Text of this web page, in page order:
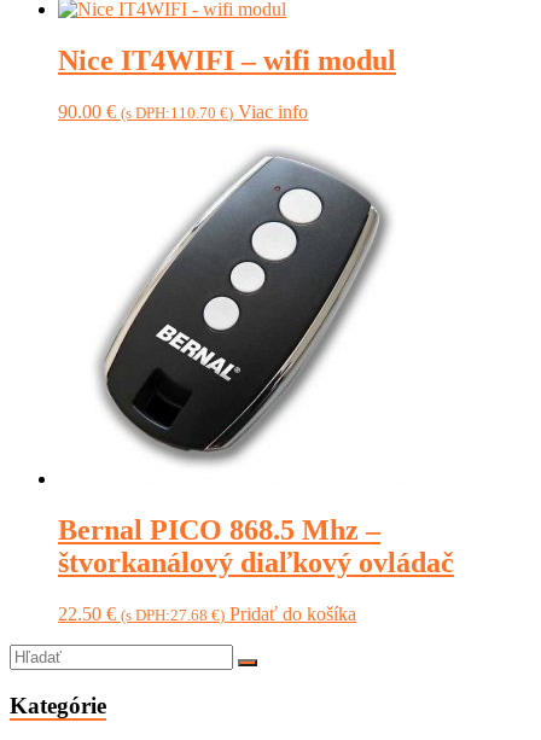
Nice IT4WIFI – wifi modul
90.00 € (s DPH:110.70 €) Viac info
Bernal PICO 868.5 Mhz –
štvorkanálový diaľkový ovládač
22.50 € (s DPH:27.68 €) Pridať do košíka
Kategórie